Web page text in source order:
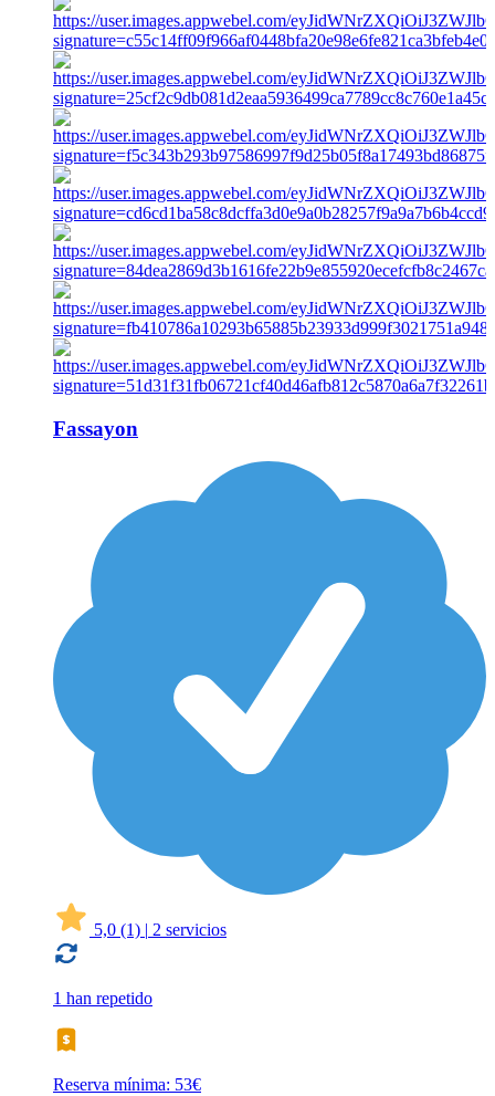
Fassayon
5,0 (1) | 2 servicios
1 han repetido
Reserva mínima: 53€